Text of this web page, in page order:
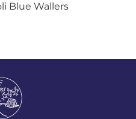
Blue Wallers